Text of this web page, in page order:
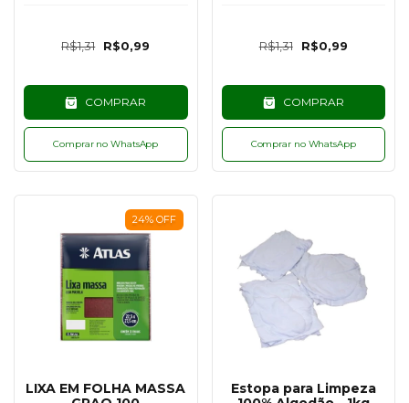
R$1,31 R$0,99
COMPRAR
Comprar no WhatsApp
R$1,31 R$0,99
COMPRAR
Comprar no WhatsApp
24% OFF
LIXA EM FOLHA MASSA
Estopa para Limpeza